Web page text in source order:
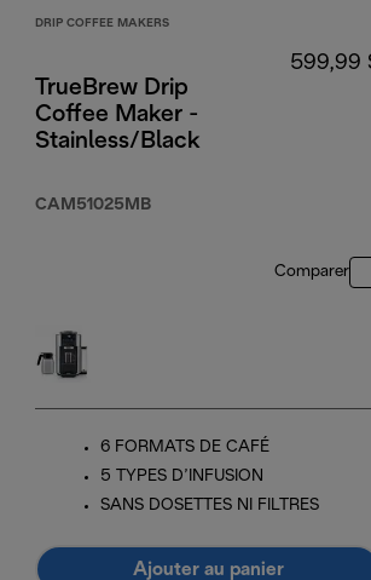
DRIP COFFEE MAKERS
TrueBrew Drip
Coffee Maker -
Stainless/Black
CAM51025MB
599,99
Comparer
6 FORMATS DE CAFÉ
5 TYPES D’INFUSION
SANS DOSETTES NI FILTRES
Ajouter au panier